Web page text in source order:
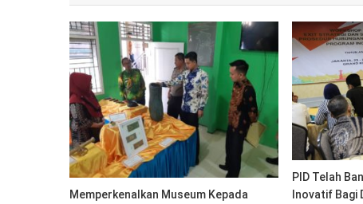
Memperkenalkan Museum Kepada
PID Telah
Inovatif Bagi